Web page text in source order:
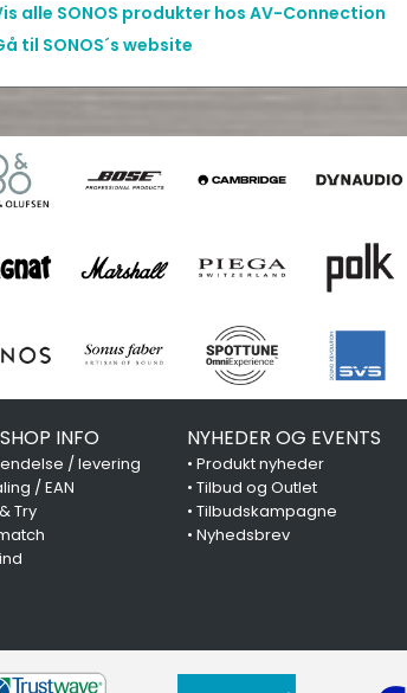
alle SONOS produkter hos AV-Connection
til SONOS´s website
INFO
/ levering
/ EAN
Try
NYHEDER OG EVENTS
• Produkt nyheder
• Tilbud og Outlet
• Tilbudskampagne
• Nyhedsbrev